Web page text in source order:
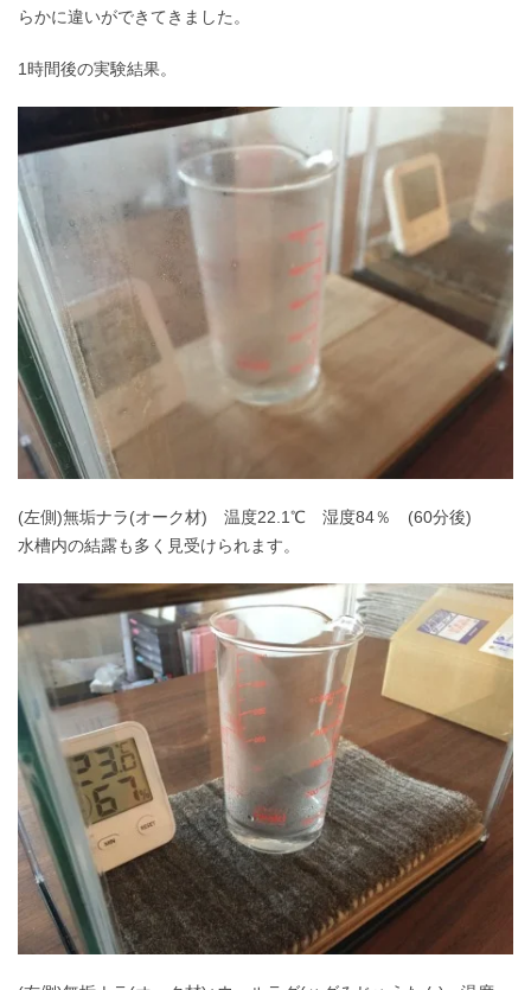
らかに違いができてきました。
1時間後の実験結果。
(左側)無垢ナラ(オーク材) 温度22.1℃ 湿度84％ (60分後)
水槽内の結露も多く見受けられます。